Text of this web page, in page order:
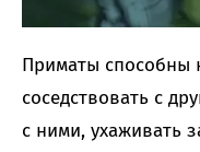
Приматы способны
соседствовать с
с ними, ухаживать